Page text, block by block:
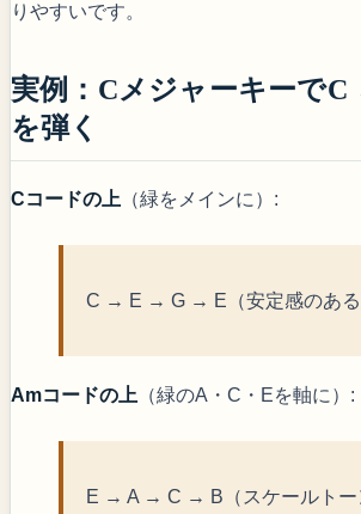
りやすいです。
実例：Cメジャーキーで
を弾く
Cコードの上 （緑をメインに）:
C → E → G → E（安定感のある
Amコードの上 （緑のA・C・Eを軸に）:
E → A → C → B（スケールトー